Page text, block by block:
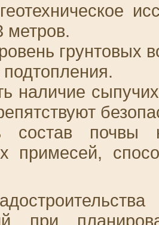
метров.
грунтовых
наличие
состав почвы
примесей,
при